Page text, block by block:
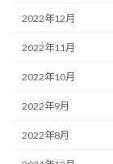
2022年12月
2022年11月
2022年10月
2022年9月
2022年8月